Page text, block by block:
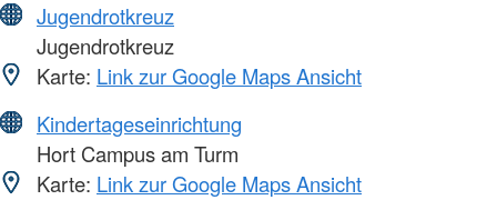
Jugendrotkreuz
Jugendrotkreuz
Karte: Link zur Google Maps Ansicht
Kindertageseinrichtung
Hort Campus am Turm
Karte: Link zur Google Maps Ansicht